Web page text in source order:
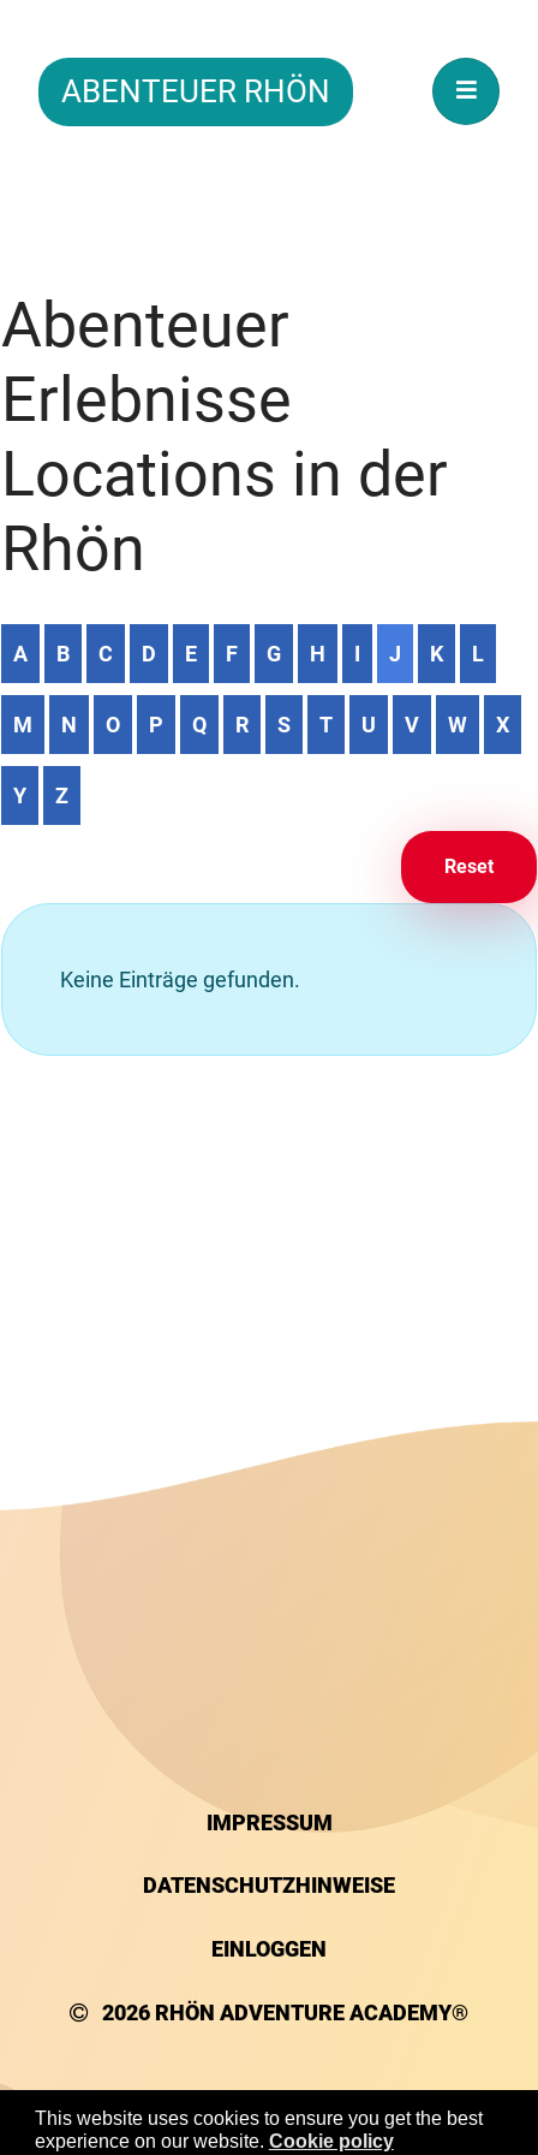
This website uses cookies to ensure you get the best
experience on our website. Cookie policy
ABENTEUER RHÖN
Abenteuer
Erlebnisse
Locations in der
Rhön
A B C D E F G H I J K L
M N O P Q R S T U V W X
Y Z
Reset
Keine Einträge gefunden.
IMPRESSUM
DATENSCHUTZHINWEISE
EINLOGGEN
2026 RHÖN ADVENTURE ACADEMY®